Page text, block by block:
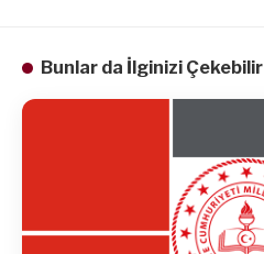
Bunlar da İlginizi Çekebilir